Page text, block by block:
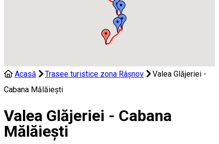
Acasă Trasee turistice zona Râşnov
Valea Glăjeriei -
Cabana Mălăieşti
Valea Glăjeriei - Cabana
Mălăieşti